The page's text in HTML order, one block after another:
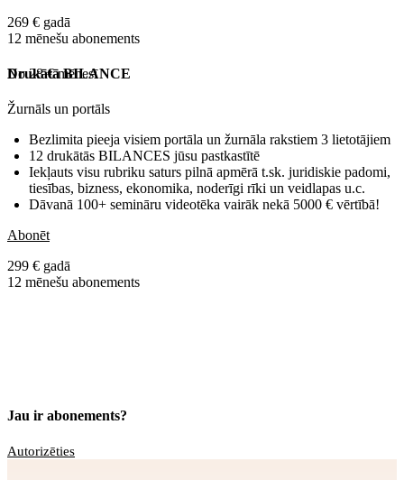
269 € gadā
12 mēnešu abonements
No 28 € mēnesī
Drukātā BILANCE
Žurnāls un portāls
Bezlimita pieeja visiem portāla un žurnāla rakstiem 3 lietotājiem
12 drukātās BILANCES jūsu pastkastītē
Iekļauts visu rubriku saturs pilnā apmērā t.sk. juridiskie padomi,
tiesības, bizness, ekonomika, noderīgi rīki un veidlapas u.c.
Dāvanā 100+ semināru videotēka vairāk nekā 5000 € vērtībā!
Abonēt
299 € gadā
12 mēnešu abonements
Jau ir abonements?
Autorizēties